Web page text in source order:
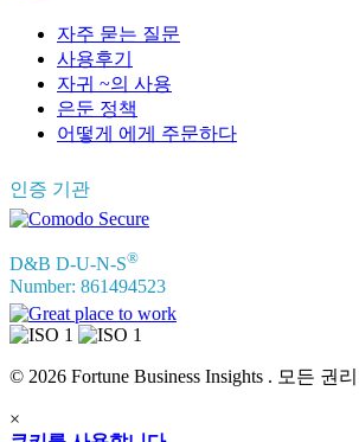
자주 묻는 질문
사용후기
자귀 ~의 사용
은둔 정책
어떻게 에게 주문하다
인증 기관
D&B D-U-N-S®
Number: 861494523
© 2026 Fortune Business Insights . 모든 권
×